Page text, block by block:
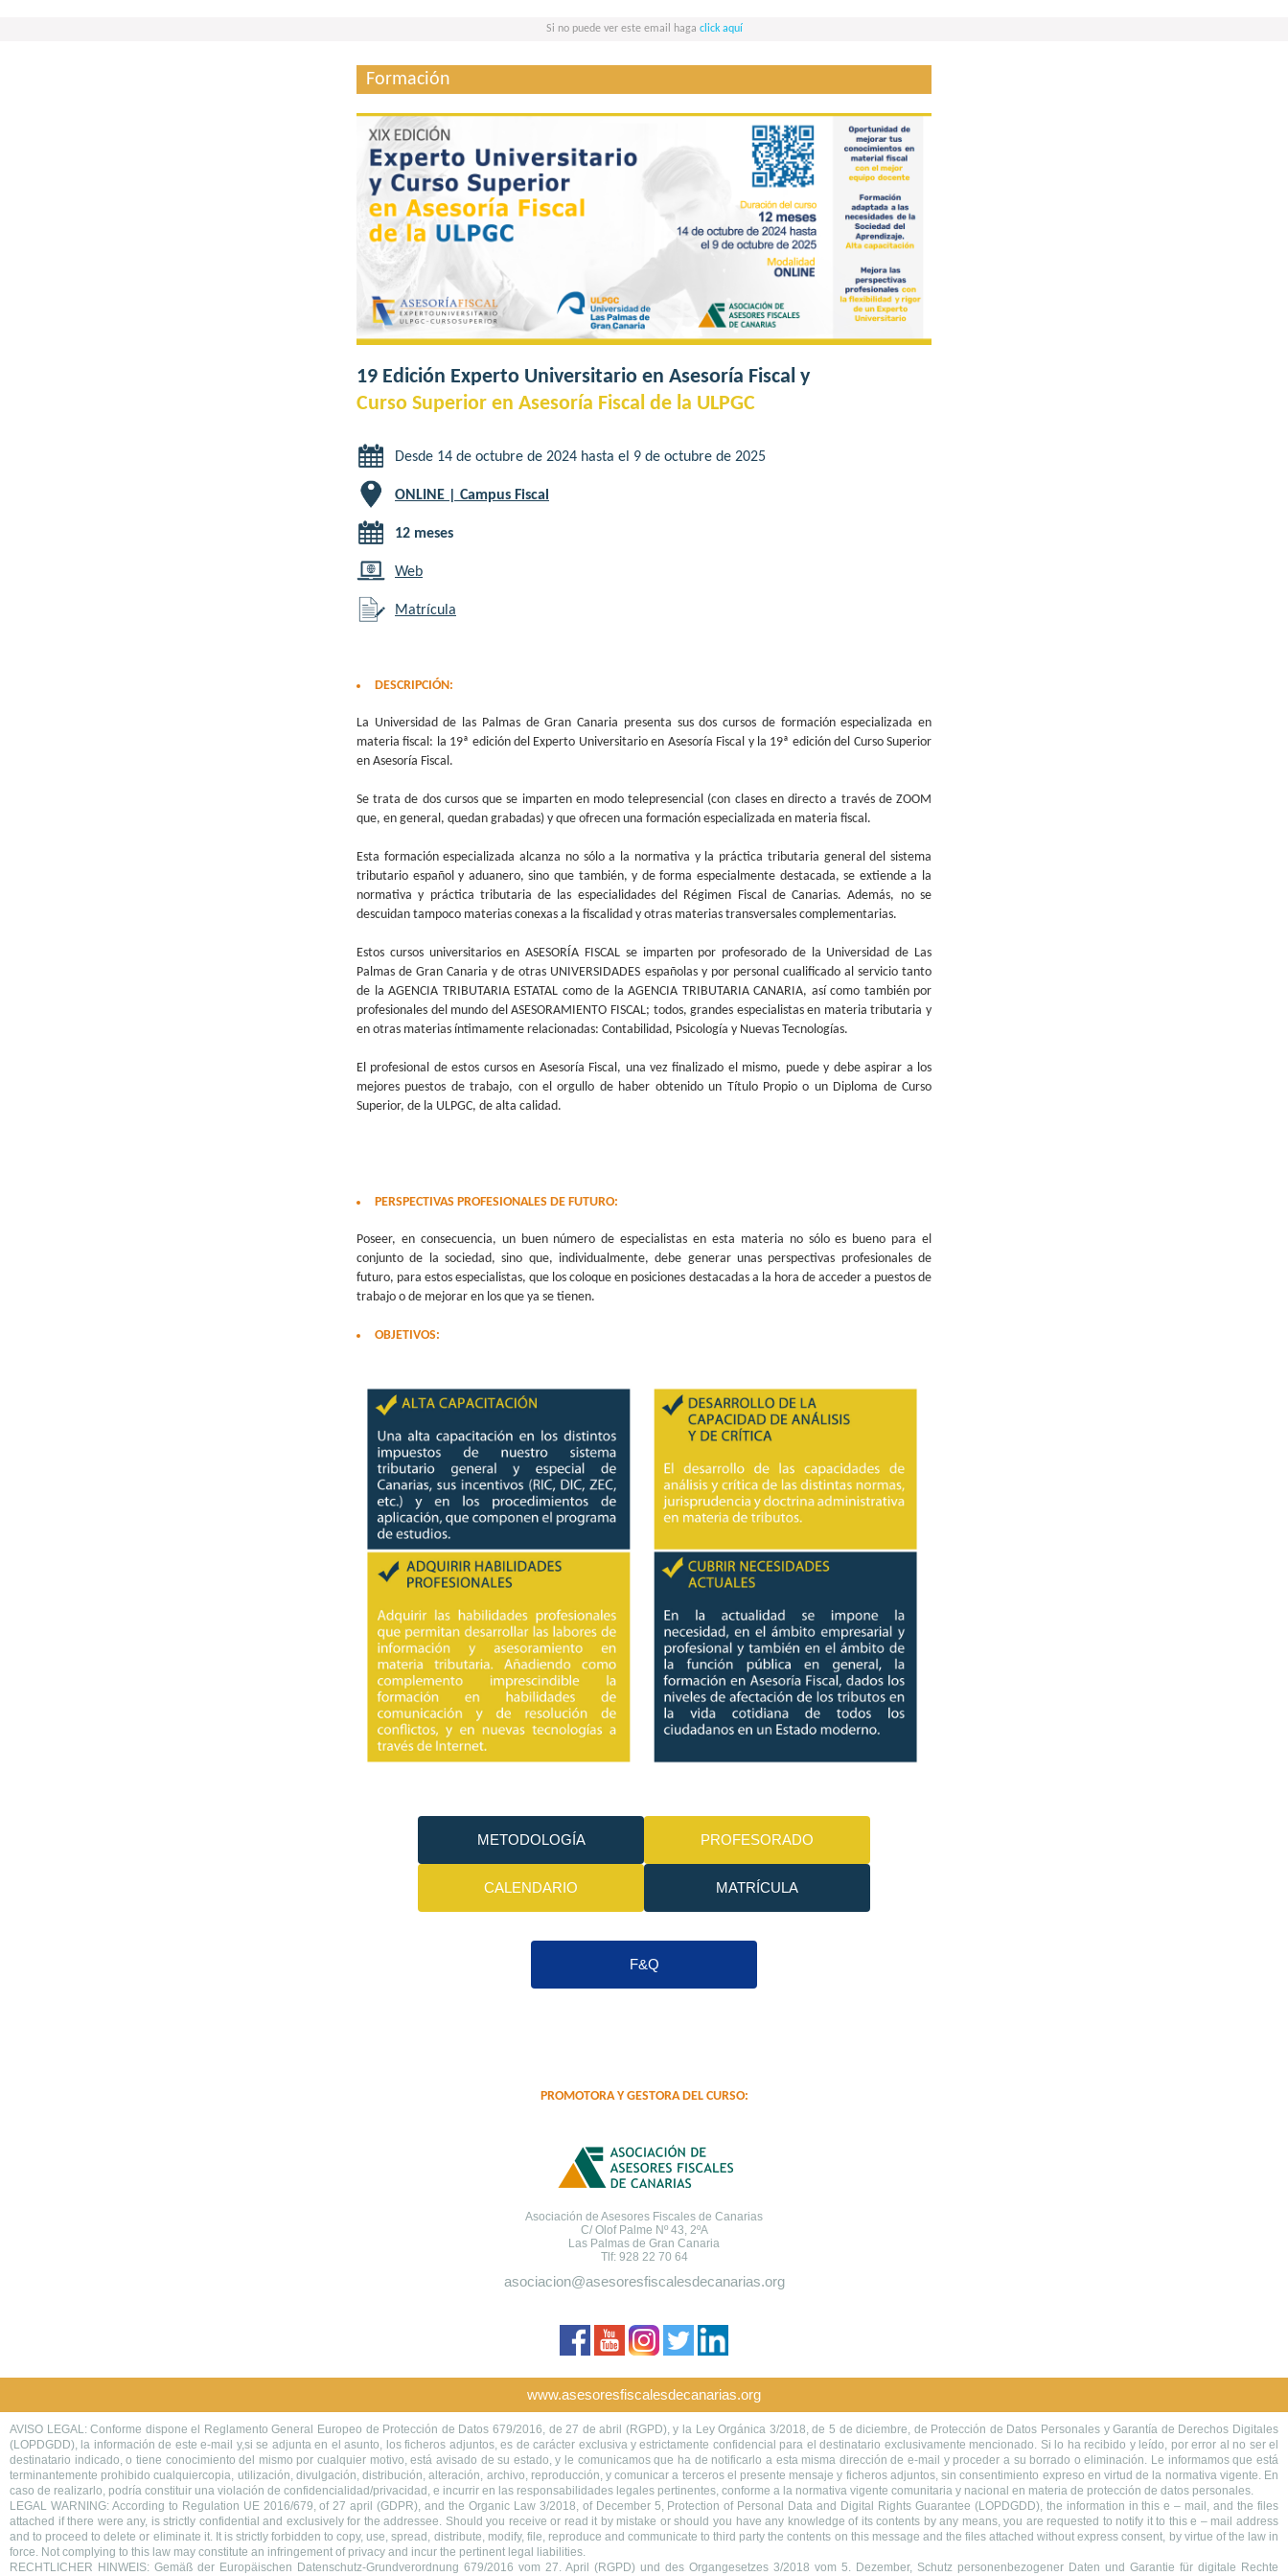
Si no puede ver este email haga click aquí
Formación
19 Edición Experto Universitario en Asesoría Fiscal y
Curso Superior en Asesoría Fiscal de la ULPGC
Desde 14 de octubre de 2024 hasta el 9 de octubre de 2025
ONLINE | Campus Fiscal
12 meses
Web
Matrícula
DESCRIPCIÓN:
La Universidad de las Palmas de Gran Canaria presenta sus dos cursos de formación especializada en
materia fiscal: la 19ª edición del Experto Universitario en Asesoría Fiscal y la 19ª edición del Curso Superior
en Asesoría Fiscal.
Se trata de dos cursos que se imparten en modo telepresencial (con clases en directo a través de ZOOM
que, en general, quedan grabadas) y que ofrecen una formación especializada en materia fiscal.
Esta formación especializada alcanza no sólo a la normativa y la práctica tributaria general del sistema
tributario español y aduanero, sino que también, y de forma especialmente destacada, se extiende a la
normativa y práctica tributaria de las especialidades del Régimen Fiscal de Canarias. Además, no se
descuidan tampoco materias conexas a la fiscalidad y otras materias transversales complementarias.
Estos cursos universitarios en ASESORÍA FISCAL se imparten por profesorado de la Universidad de Las
Palmas de Gran Canaria y de otras UNIVERSIDADES españolas y por personal cualificado al servicio tanto
de la AGENCIA TRIBUTARIA ESTATAL como de la AGENCIA TRIBUTARIA CANARIA, así como también por
profesionales del mundo del ASESORAMIENTO FISCAL; todos, grandes especialistas en materia tributaria y
en otras materias íntimamente relacionadas: Contabilidad, Psicología y Nuevas Tecnologías.
El profesional de estos cursos en Asesoría Fiscal, una vez finalizado el mismo, puede y debe aspirar a los
mejores puestos de trabajo, con el orgullo de haber obtenido un Título Propio o un Diploma de Curso
Superior, de la ULPGC, de alta calidad.
PERSPECTIVAS PROFESIONALES DE FUTURO:
Poseer, en consecuencia, un buen número de especialistas en esta materia no sólo es bueno para el
conjunto de la sociedad, sino que, individualmente, debe generar unas perspectivas profesionales de
futuro, para estos especialistas, que los coloque en posiciones destacadas a la hora de acceder a puestos de
trabajo o de mejorar en los que ya se tienen.
OBJETIVOS:
METODOLOGÍA PROFESORADO
CALENDARIO MATRÍCULA
F&Q
PROMOTORA Y GESTORA DEL CURSO:
Asociación de Asesores Fiscales de Canarias
C/ Olof Palme Nº 43, 2ºA
Las Palmas de Gran Canaria
Tlf: 928 22 70 64
asociacion@asesoresfiscalesdecanarias.org
www.asesoresfiscalesdecanarias.org
AVISO LEGAL: Conforme dispone el Reglamento General Europeo de Protección de Datos 679/2016, de 27 de abril (RGPD), y la Ley Orgánica 3/2018, de 5 de diciembre, de Protección de Datos Personales y Garantía de Derechos Digitales
(LOPDGDD), la información de este e-mail y,si se adjunta en el asunto, los ficheros adjuntos, es de carácter exclusiva y estrictamente confidencial para el destinatario exclusivamente mencionado. Si lo ha recibido y leído, por error al no ser el
destinatario indicado, o tiene conocimiento del mismo por cualquier motivo, está avisado de su estado, y le comunicamos que ha de notificarlo a esta misma dirección de e-mail y proceder a su borrado o eliminación. Le informamos que está
terminantemente prohibido cualquiercopia, utilización, divulgación, distribución, alteración, archivo, reproducción, y comunicar a terceros el presente mensaje y ficheros adjuntos, sin consentimiento expreso en virtud de la normativa vigente. En
caso de realizarlo, podría constituir una violación de confidencialidad/privacidad, e incurrir en las responsabilidades legales pertinentes, conforme a la normativa vigente comunitaria y nacional en materia de protección de datos personales.
LEGAL WARNING: According to Regulation UE 2016/679, of 27 april (GDPR), and the Organic Law 3/2018, of December 5, Protection of Personal Data and Digital Rights Guarantee (LOPDGDD), the information in this e – mail, and the files
attached if there were any, is strictly confidential and exclusively for the addressee. Should you receive or read it by mistake or should you have any knowledge of its contents by any means, you are requested to notify it to this e – mail address
and to proceed to delete or eliminate it. It is strictly forbidden to copy, use, spread, distribute, modify, file, reproduce and communicate to third party the contents on this message and the files attached without express consent, by virtue of the law in
force. Not complying to this law may constitute an infringement of privacy and incur the pertinent legal liabilities.
RECHTLICHER HINWEIS: Gemäß der Europäischen Datenschutz-Grundverordnung 679/2016 vom 27. April (RGPD) und des Organgesetzes 3/2018 vom 5. Dezember, Schutz personenbezogener Daten und Garantie für digitale Rechte